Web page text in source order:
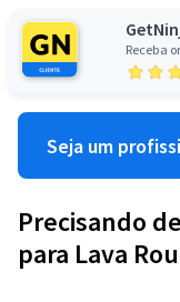
Receba
Seja um
Precisando
para Lava